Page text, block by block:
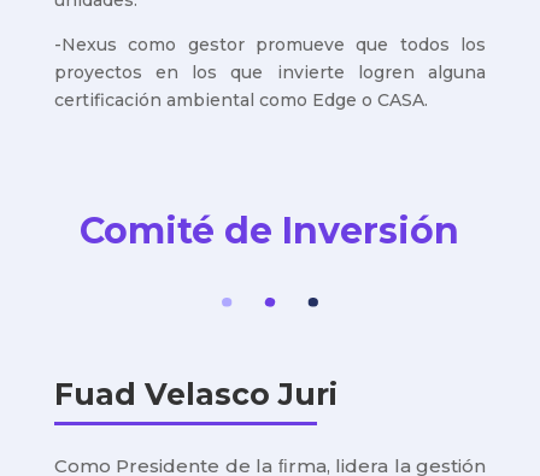
-Nexus como gestor promueve que todos los
proyectos en los que invierte logren alguna
certificación ambiental como Edge o CASA.
Comité de Inversión
Fuad Velasco Juri
Como Presidente de la ﬁrma, lidera la gestión